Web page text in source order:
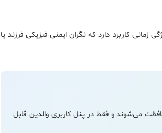
کاربرد دارد که نگران ایمنی فیزیکی فرزند یا
می‌شوند و فقط در پنل کاربری والدین قابل